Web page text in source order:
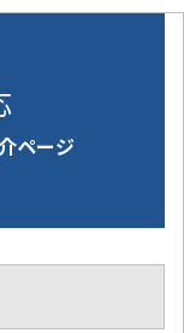
ページ